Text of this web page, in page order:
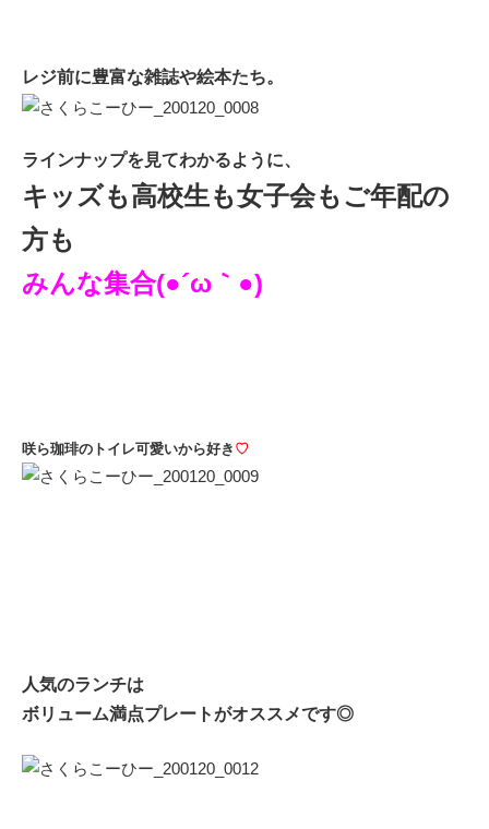
レジ前に豊富な雑誌や絵本たち。
ラインナップを見てわかるように、
キッズも高校生も女子会もご年配の
方も
みんな集合(●´ω｀●)
咲ら珈琲のトイレ可愛いから好き ♡
人気のランチは
ボリューム満点プレートがオススメです◎